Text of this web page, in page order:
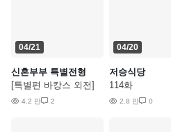
04/21
신혼부부 특별전형
[특별편 바캉스 외전]
4.2 만 2
04/20
저승식당
114화
2.8 만 0